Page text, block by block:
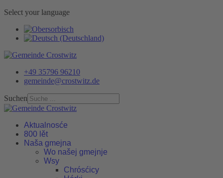
Select your language
+49 35796 96210
gemeinde@crostwitz.de
Suchen
Aktualnosće
800 lět
Naša gmejna
Wo našej gmejnje
Wsy
Chrósćicy